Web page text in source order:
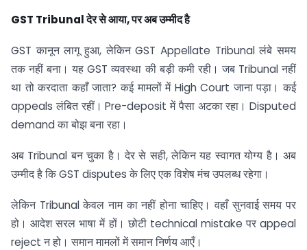
GST Tribunalदेर से आया,पर अब उम्मीद है
GST कानून लागू हुआ, लेकिन GST Appellate Tribunal लंबे समय
तक नहीं बना। यह GST व्यवस्था की बड़ी कमी रही। जब Tribunal नहीं
था तो करदाता कहाँ जाता? कई मामलों में High Court जाना पड़ा। कई
appeals लंबित रहीं। Pre-deposit में पैसा अटका रहा। Disputed
demand का बोझ बना रहा।
अब Tribunal बन चुका है। देर से सही, लेकिन यह स्वागत योग्य है। अब
उम्मीद है कि GST disputes के लिए एक विशेष मंच उपलब्ध रहेगा।
लेकिन Tribunal केवल नाम का नहीं होना चाहिए। वहाँ सुनवाई समय पर
हो। आदेश सरल भाषा में हों। छोटी technical mistake पर appeal
reject न हो। समान मामलों में समान निर्णय आएँ।